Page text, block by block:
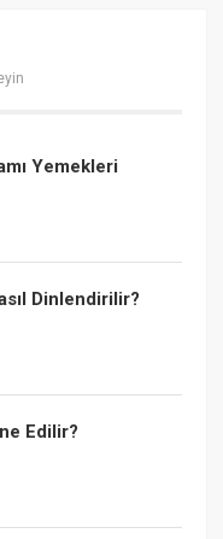
Yemekleri
Dinlendirilir?
Edilir?